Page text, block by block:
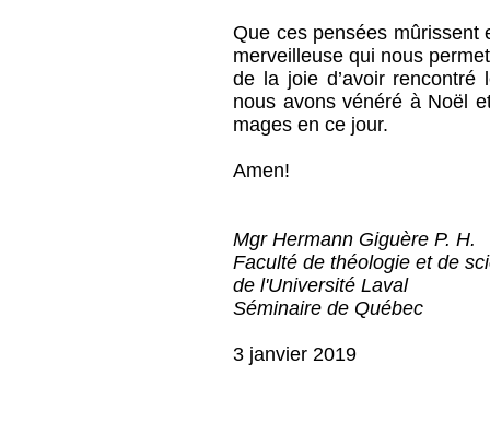
Que ces pensées mûrissent
merveilleuse qui nous
de la joie d’avoir rencontré
nous avons vénéré à Noël
mages en ce jour.
Amen!
Mgr Hermann Giguère P. H.
Faculté de théologie et de
de l'Université Laval
Séminaire de Québec
3 janvier 2019